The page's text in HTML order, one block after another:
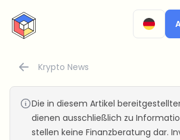
CryptoTicker
Krypto News
Die in diesem Artikel
dienen ausschließlich zu
stellen keine Finanzberatung dar.